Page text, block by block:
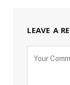
LEAVE A